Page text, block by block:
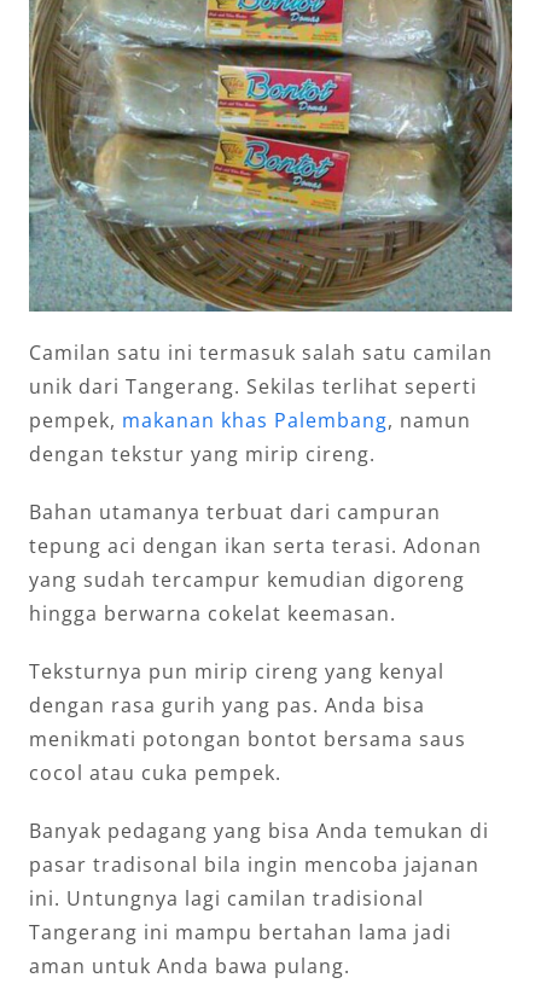
Camilan satu ini termasuk salah satu camilan
unik dari Tangerang. Sekilas terlihat seperti
pempek, makanan khas Palembang, namun
dengan tekstur yang mirip cireng.
Bahan utamanya terbuat dari campuran
tepung aci dengan ikan serta terasi. Adonan
yang sudah tercampur kemudian digoreng
hingga berwarna cokelat keemasan.
Teksturnya pun mirip cireng yang kenyal
dengan rasa gurih yang pas. Anda bisa
menikmati potongan bontot bersama saus
cocol atau cuka pempek.
Banyak pedagang yang bisa Anda temukan di
pasar tradisonal bila ingin mencoba jajanan
ini. Untungnya lagi camilan tradisional
Tangerang ini mampu bertahan lama jadi
aman untuk Anda bawa pulang.